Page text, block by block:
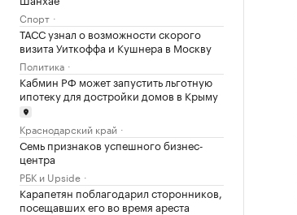
Спорт
ТАСС узнал о возможности скорого
визита Уиткоффа и Кушнера в Москву
Политика
Кабмин РФ может запустить льготную
ипотеку для достройки домов в Крыму
Краснодарский край
Семь признаков успешного бизнес-
центра
РБК и Upside
Карапетян поблагодарил сторонников,
посещавших его во время ареста